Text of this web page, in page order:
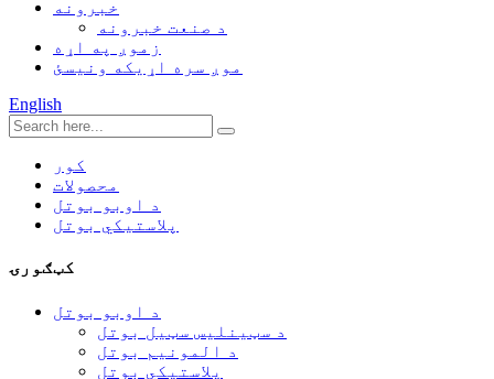
خبرونه
د صنعت خبرونه
زموږ په اړه
موږ سره اړیکه ونیسئ
English
کور
محصولات
د اوبو بوتل
پلاستيکي بوتل
کټګورۍ
د اوبو بوتل
د سټینلیس سټیل بوتل
د المونیم بوتل
پلاستيکي بوتل